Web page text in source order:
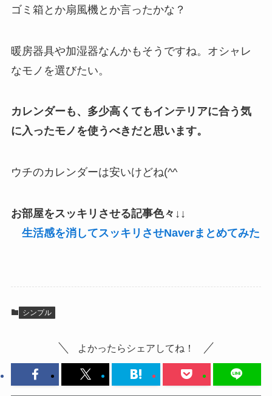
ゴミ箱とか扇風機とか言ったかな？
暖房器具や加湿器なんかもそうですね。オシャレ
なモノを選びたい。
カレンダーも、多少高くてもインテリアに合う気
に入ったモノを使うべきだと思います。
ウチのカレンダーは安いけどね(^^ゞ
お部屋をスッキリさせる記事色々↓↓
生活感を消してスッキリさせNaverまとめてみた
シンプル
よかったらシェアしてね！